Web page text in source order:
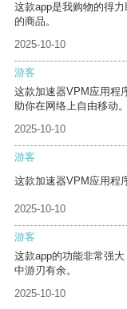
这款app是我购物的得
的商品。
2025-10-10
游客
这款加速器VPM应用程
助你在网络上自由移动。
2025-10-10
游客
这款加速器VPM应用程
2025-10-10
游客
这款app的功能非常强
中游刃有余。
2025-10-10